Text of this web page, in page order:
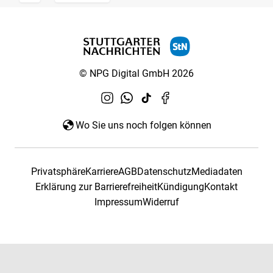
© NPG Digital GmbH 2026
Wo Sie uns noch folgen können
PrivatsphäreKarriereAGBDatenschutzMediadaten
Erklärung zur BarrierefreiheitKündigungKontakt
ImpressumWiderruf